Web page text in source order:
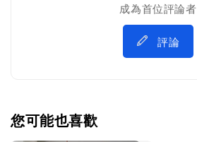
成為首位評論者
評論
您可能也喜歡